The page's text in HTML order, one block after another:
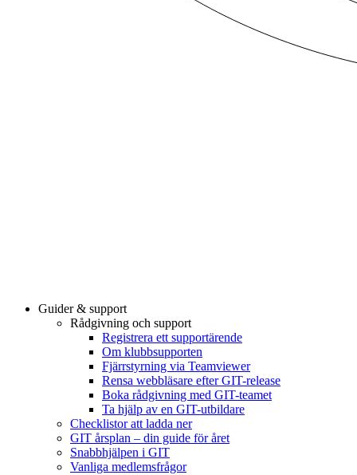
Guider & support
Rådgivning och support
Registrera ett supportärende
Om klubbsupporten
Fjärrstyrning via Teamviewer
Rensa webbläsare efter GIT-release
Boka rådgivning med GIT-teamet
Ta hjälp av en GIT-utbildare
Checklistor att ladda ner
GIT årsplan – din guide för året
Snabbhjälpen i GIT
Vanliga medlemsfrågor